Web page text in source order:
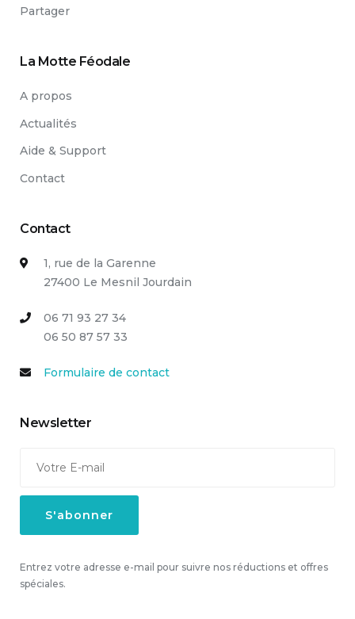
Partager
La Motte Féodale
A propos
Actualités
Aide & Support
Contact
Contact
1, rue de la Garenne
27400 Le Mesnil Jourdain
06 71 93 27 34
06 50 87 57 33
Formulaire de contact
Newsletter
Entrez votre adresse e-mail pour suivre nos réductions et offres
spéciales.